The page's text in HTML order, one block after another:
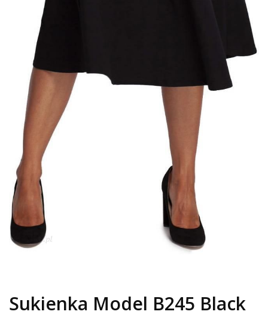
Sukienka Model B245 Black